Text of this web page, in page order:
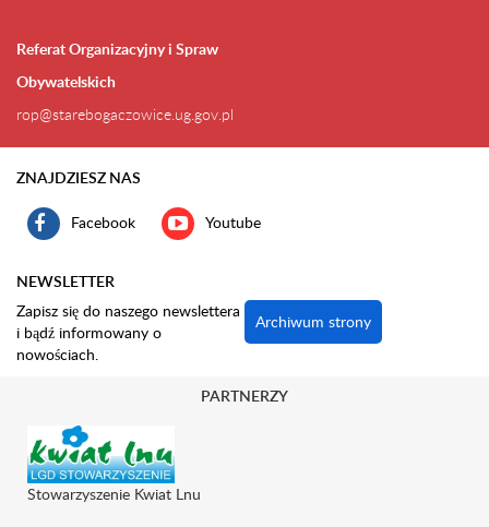
Referat Organizacyjny i Spraw
Obywatelskich
rop@starebogaczowice.ug.gov.pl
ZNAJDZIESZ NAS
Facebook Youtube
NEWSLETTER
Zapisz się do naszego newslettera
i bądź informowany o
nowościach.
Archiwum strony
PARTNERZY
Stowarzyszenie Kwiat Lnu